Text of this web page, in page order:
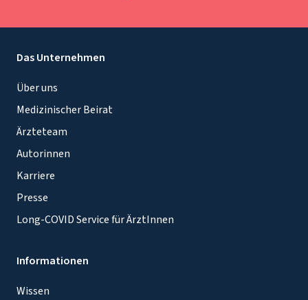
Das Unternehmen
Über uns
Medizinischer Beirat
Ärzteteam
Autorinnen
Karriere
Presse
Long-COVID Service für ÄrztInnen
Informationen
Wissen